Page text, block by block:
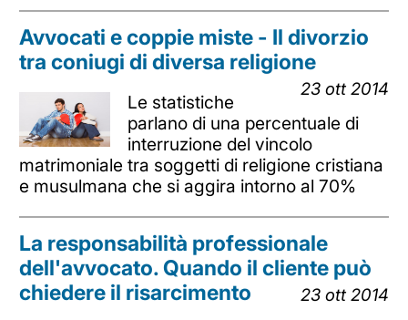
Avvocati e coppie miste - Il divorzio
tra coniugi di diversa religione
23 ott 2014
Le statistiche
parlano di una percentuale di
interruzione del vincolo
matrimoniale tra soggetti di religione cristiana
e musulmana che si aggira intorno al 70%
La responsabilità professionale
dell'avvocato. Quando il cliente può
chiedere il risarcimento
23 ott 2014